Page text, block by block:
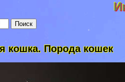
кошка. Порода кошек